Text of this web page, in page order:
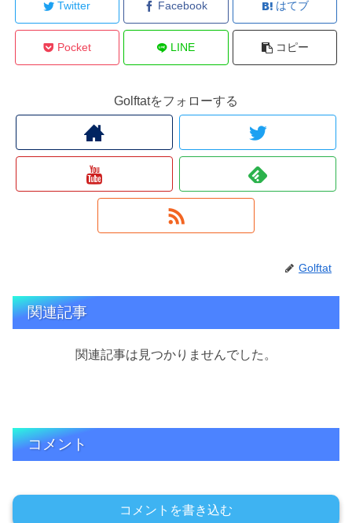
Twitter Facebook はてブ
Pocket LINE コピー
Golftatをフォローする
Golftat
関連記事
関連記事は見つかりませんでした。
コメント
コメントを書き込む